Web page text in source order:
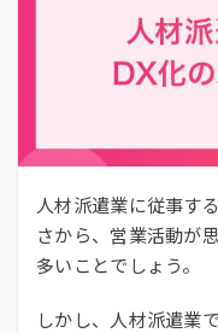
人材派遣業に従事す
さから、営業活動が
多いことでしょう。
しかし、人材派遣業